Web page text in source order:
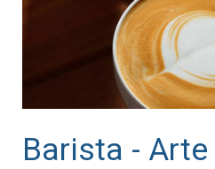
Barista -